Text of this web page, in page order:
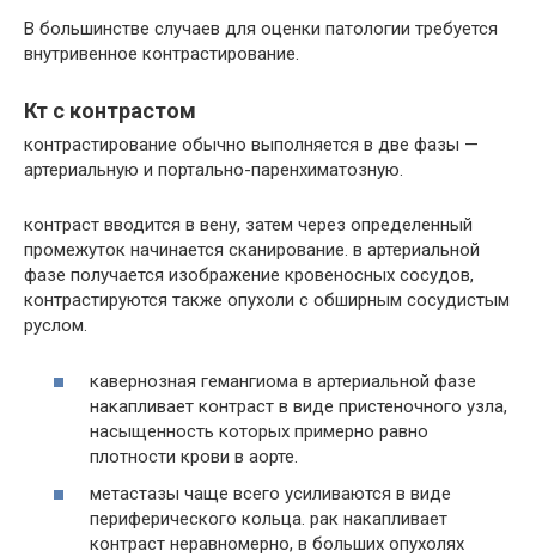
В большинстве случаев для оценки патологии требуется
внутривенное контрастирование.
Кт с контрастом
контрастирование обычно выполняется в две фазы —
артериальную и портально-паренхиматозную.
контраст вводится в вену, затем через определенный
промежуток начинается сканирование. в артериальной
фазе получается изображение кровеносных сосудов,
контрастируются также опухоли с обширным сосудистым
руслом.
кавернозная гемангиома в артериальной фазе
накапливает контраст в виде пристеночного узла,
насыщенность которых примерно равно
плотности крови в аорте.
метастазы чаще всего усиливаются в виде
периферического кольца. рак накапливает
контраст неравномерно, в больших опухолях